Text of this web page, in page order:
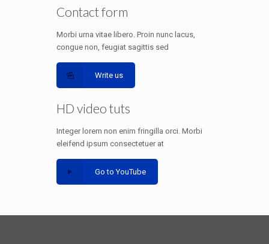
Contact form
Morbi urna vitae libero. Proin nunc lacus,
congue non, feugiat sagittis sed
Write us
HD video tuts
Integer lorem non enim fringilla orci. Morbi
eleifend ipsum consectetuer at
Go to YouTube